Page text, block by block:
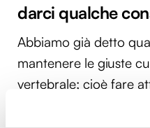
darci qualche
Abbiamo già detto
mantenere le giuste
vertebrale; cioè fare
una buona